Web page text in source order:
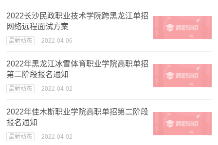
2022长沙民政职业技术学院跨黑龙江单招
网络远程面试方案
最新动态 2022-04-06
2022年黑龙江冰雪体育职业学院高职单招
第二阶段报名通知
最新动态 2022-04-02
2022年佳木斯职业学院高职单招第二阶段
报名通知
最新动态 2022-04-02